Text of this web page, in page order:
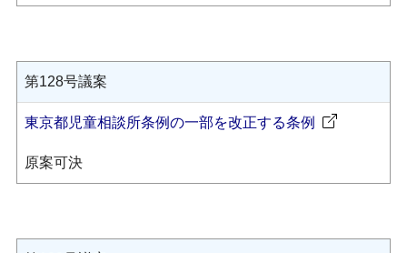
第128号議案
東京都児童相談所条例の一部を改正する条例
原案可決